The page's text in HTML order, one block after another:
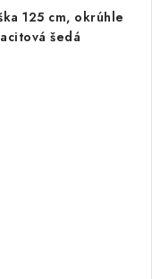
125 cm, okrúhle
šedá